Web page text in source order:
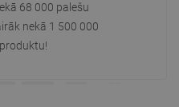
68 000 palešu
nekā 1 500 000